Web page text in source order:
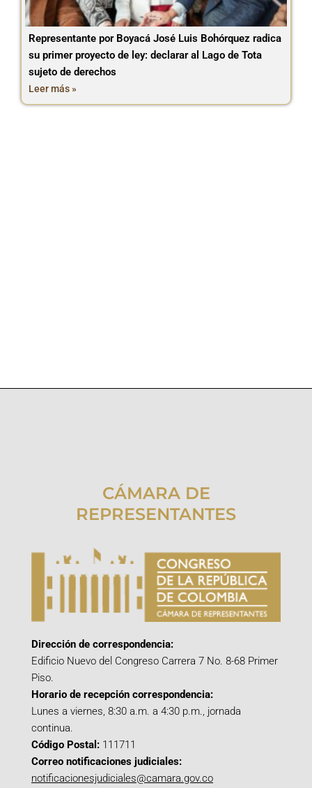
Representante por Boyacá José Luis Bohórquez radica
su primer proyecto de ley: declarar al Lago de Tota
sujeto de derechos
Leer más »
CÁMARA DE
REPRESENTANTES
Dirección de correspondencia:
Edificio Nuevo del Congreso Carrera 7 No. 8-68 Primer
Piso.
Horario de recepción correspondencia:
Lunes a viernes, 8:30 a.m. a 4:30 p.m., jornada
continua.
Código Postal: 111711
Correo notificaciones judiciales:
notificacionesjudiciales@camara.gov.co